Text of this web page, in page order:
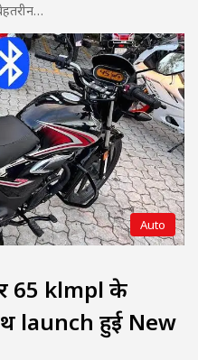
Auto
65 klmpl के
launch हुई New